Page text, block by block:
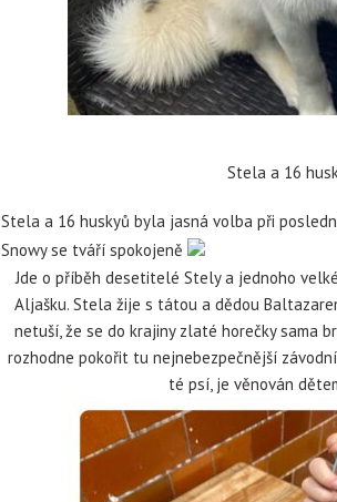
Stela a 16
Stela a 16 huskyů byla jasná volba při
Snowy se tváří spokojeně
Jde o příběh desetitelé Stely a jednoho
Aljašku. Stela žije s tátou a dědou
netuší, že se do krajiny zlaté horečky sama
rozhodne pokořit tu nejnebezpečnější
té psí, je věnován